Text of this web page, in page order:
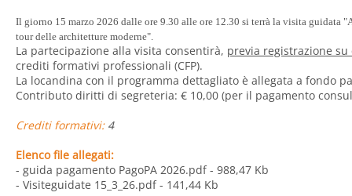
Il giorno 15 marzo 2026 dalle ore 9.30 alle ore 12.30 si terrà la visita guidata
tour delle architetture moderne".
La partecipazione alla visita consentirà, previa registrazione su
crediti formativi professionali (CFP).
La locandina con il programma dettagliato è allegata a fondo
Contributo diritti di segreteria: € 10,00 (per il pagamento
Crediti formativi:4
Elenco file allegati:
- guida pagamento PagoPA 2026.pdf- 988,47 Kb
- Visiteguidate 15_3_26.pdf- 141,44 Kb